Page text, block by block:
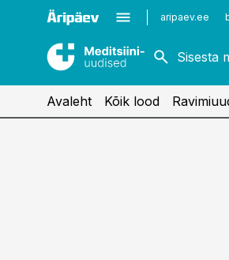
aripaev.ee
Kirurgia
Naistehaigused
Avaleht Kõik lood